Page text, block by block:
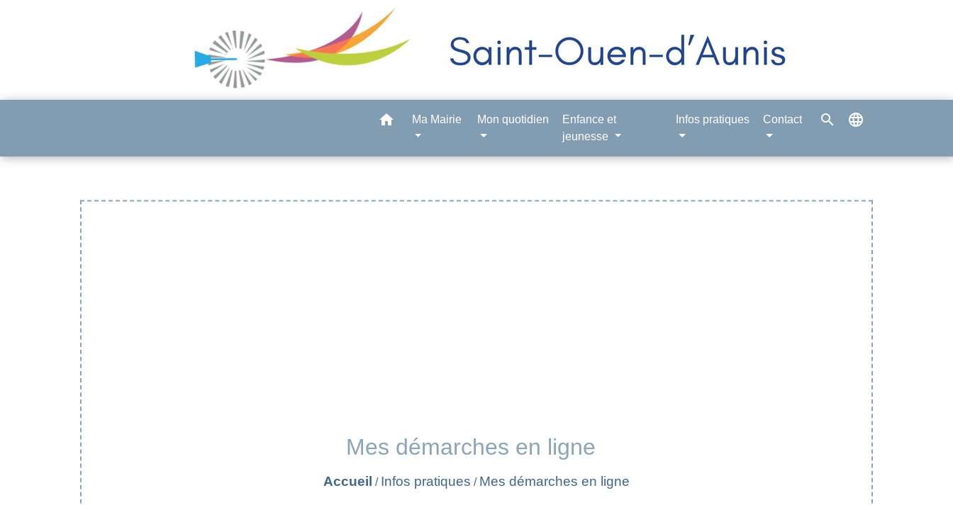
home Ma Mairie Mon quotidien
Enfance et
jeunesse
Infos pratiques Contact search language
Mes démarches en ligne
Accueil / Infos pratiques / Mes démarches en ligne